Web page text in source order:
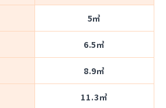
5㎥
6.5㎥
8.9㎥
11.3㎥